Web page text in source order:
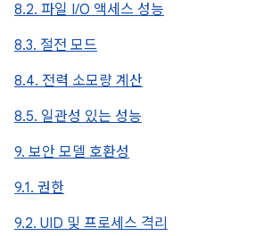
8.2. 파일 I/O 액세스 성능
8.3. 절전 모드
8.4. 전력 소모량 계산
8.5. 일관성 있는 성능
9. 보안 모델 호환성
9.1. 권한
9.2. UID 및 프로세스 격리